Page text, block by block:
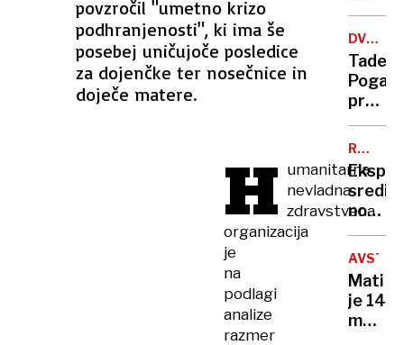
povzročil "umetno krizo
podhranjenosti", ki ima še
posebej uničujoče posledice
za dojenčke ter nosečnice in
doječe matere.
H umanitarna
nevladna
zdravstvena
organizacija
je
na
podlagi
analize
razmer
malo
ješ
obvoz
za
osebna
vozila
je
urejen
TOUR-
VUELTA
Tadej
pred
ki ga
je v
le en
sredi
noči:
letos
že
15
za
njimi
Mati
je 14